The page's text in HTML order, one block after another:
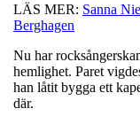
LÄS MER: Sanna
Berghagen
Nu har
hemlighet. Paret
han låtit bygga ett
där.